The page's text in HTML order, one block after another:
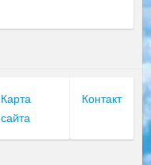
Карта
сайта
Контакт